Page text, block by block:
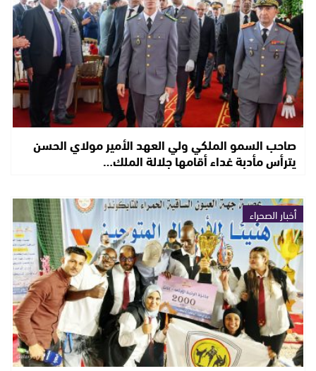
صاحب السمو الملكي ولي العهد الأمير مولاي الحسن
يترأس مأدبة غداء أقامها جلالة الملك…
أخبار الصحراء